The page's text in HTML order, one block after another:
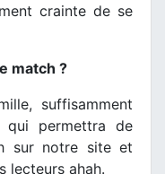
crainte de se
match ?
suffisamment
qui permettra de
sur notre site et
lecteurs ahah.